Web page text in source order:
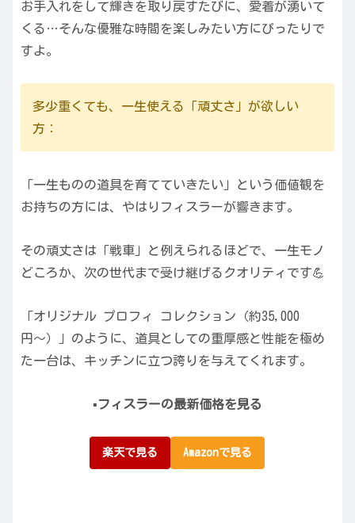
お手入れをして輝きを取り戻すたびに、愛着が湧いて
くる…そんな優雅な時間を楽しみたい方にぴったりで
すよ。
多少重くても、一生使える「頑丈さ」が欲しい
方：
「一生ものの道具を育てていきたい」という価値観を
お持ちの方には、やはりフィスラーが響きます。
その頑丈さは「戦車」と例えられるほどで、一生モノ
どころか、次の世代まで受け継げるクオリティです💪
「オリジナル プロフィ コレクション（約35,000
円〜）」のように、道具としての重厚感と性能を極め
た一台は、キッチンに立つ誇りを与えてくれます。
▪️フィスラーの最新価格を見る
楽天で見る Amazonで見る